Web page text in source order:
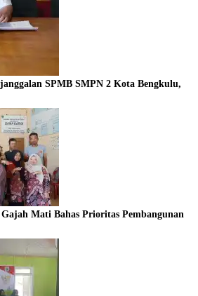
SPMB SMPN 2 Kota Bengkulu,
Gajah Mati Bahas Prioritas Pembangunan